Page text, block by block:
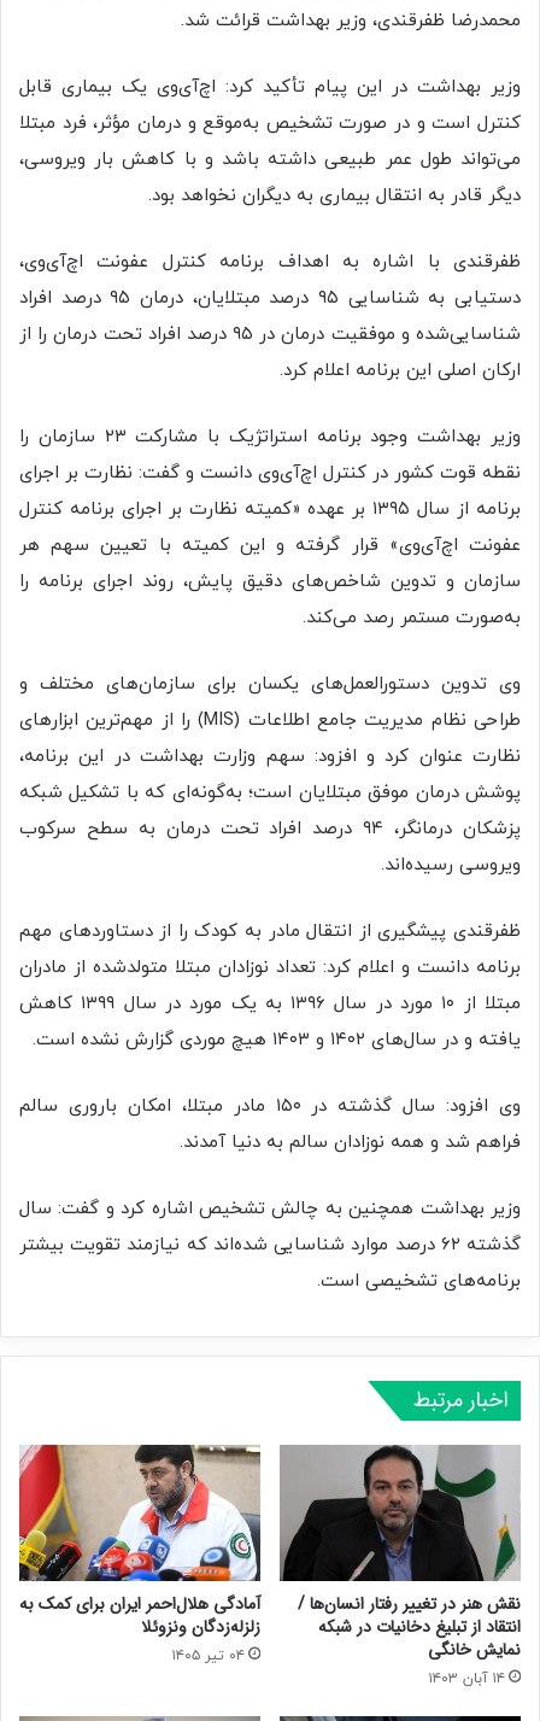
محمدرضا ظفرقندی، وزیر بهداشت قرائت شد.
وزیر بهداشت در این پیام تأکید کرد: اچ‌آی‌وی یک بیماری قابل
کنترل است و در صورت تشخیص به‌موقع و درمان مؤثر، فرد مبتلا
می‌تواند طول عمر طبیعی داشته باشد و با کاهش بار ویروسی،
دیگر قادر به انتقال بیماری به دیگران نخواهد بود.
ظفرقندی با اشاره به اهداف برنامه کنترل عفونت اچ‌آی‌وی،
دستیابی به شناسایی ۹۵ درصد مبتلایان، درمان ۹۵ درصد افراد
شناسایی‌شده و موفقیت درمان در ۹۵ درصد افراد تحت درمان را از
ارکان اصلی این برنامه اعلام کرد.
وزیر بهداشت وجود برنامه استراتژیک با مشارکت ۲۳ سازمان را
نقطه قوت کشور در کنترل اچ‌آی‌وی دانست و گفت: نظارت بر اجرای
برنامه از سال ۱۳۹۵ بر عهده «کمیته نظارت بر اجرای برنامه کنترل
عفونت اچ‌آی‌وی» قرار گرفته و این کمیته با تعیین سهم هر
سازمان و تدوین شاخص‌های دقیق پایش، روند اجرای برنامه را
به‌صورت مستمر رصد می‌کند.
وی تدوین دستورالعمل‌های یکسان برای سازمان‌های مختلف و
طراحی نظام مدیریت جامع اطلاعات (MIS) را از مهم‌ترین ابزارهای
نظارت عنوان کرد و افزود: سهم وزارت بهداشت در این برنامه،
پوشش درمان موفق مبتلایان است؛ به‌گونه‌ای که با تشکیل شبکه
پزشکان درمانگر، ۹۴ درصد افراد تحت درمان به سطح سرکوب
ویروسی رسیده‌اند.
ظفرقندی پیشگیری از انتقال مادر به کودک را از دستاوردهای مهم
برنامه دانست و اعلام کرد: تعداد نوزادان مبتلا متولدشده از مادران
مبتلا از ۱۰ مورد در سال ۱۳۹۶ به یک مورد در سال ۱۳۹۹ کاهش
یافته و در سال‌های ۱۴۰۲ و ۱۴۰۳ هیچ موردی گزارش نشده است.
وی افزود: سال گذشته در ۱۵۰ مادر مبتلا، امکان باروری سالم
فراهم شد و همه نوزادان سالم به دنیا آمدند.
وزیر بهداشت همچنین به چالش تشخیص اشاره کرد و گفت: سال
گذشته ۶۲ درصد موارد شناسایی شده‌اند که نیازمند تقویت بیشتر
برنامه‌های تشخیصی است.
اخبار مرتبط
نقش هنر در تغییر رفتار انسان‌ها /
انتقاد از تبلیغ دخانیات در شبکه
نمایش خانگی
۱۴ آبان ۱۴۰۳
آمادگی هلال‌احمر ایران برای کمک به
زلزله‌زدگان ونزوئلا
۰۴ تیر ۱۴۰۵